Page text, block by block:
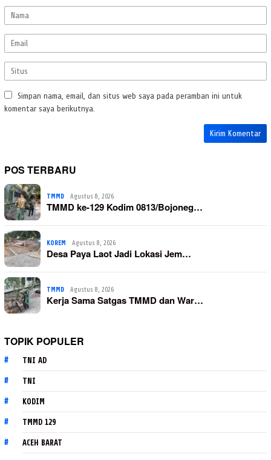
Simpan nama, email, dan situs web saya pada peramban ini untuk
komentar saya berikutnya.
POS TERBARU
TMMD Agustus 8, 2026
TMMD ke-129 Kodim 0813/Bojoneg…
KOREM Agustus 8, 2026
Desa Paya Laot Jadi Lokasi Jem…
TMMD Agustus 8, 2026
Kerja Sama Satgas TMMD dan War…
TOPIK POPULER
TNI AD
TNI
KODIM
TMMD 129
ACEH BARAT